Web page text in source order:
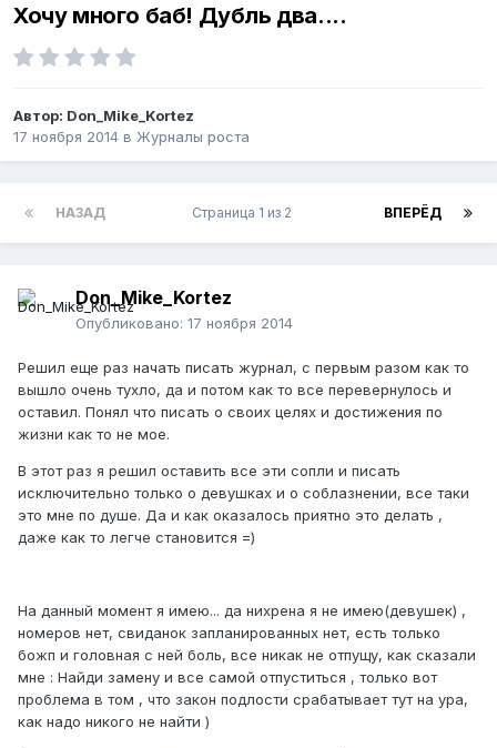
Хочу много баб! Дубль два....
Автор: Don_Mike_Kortez
17 ноября 2014 в Журналы роста
НАЗАД ВПЕРЁД
Страница 1 из 2
Don_Mike_Kortez
Опубликовано: 17 ноября 2014
Решил еще раз начать писать журнал, с первым разом как то
вышло очень тухло, да и потом как то все перевернулось и
оставил. Понял что писать о своих целях и достижения по
жизни как то не мое.
В этот раз я решил оставить все эти сопли и писать
исключительно только о девушках и о соблазнении, все таки
это мне по душе. Да и как оказалось приятно это делать ,
даже как то легче становится =)
На данный момент я имею... да нихрена я не имею(девушек) ,
номеров нет, свиданок запланированных нет, есть только
божп и головная с ней боль, все никак не отпущу, как сказали
мне : Найди замену и все самой отпуститься , только вот
проблема в том , что закон подлости срабатывает тут на ура,
как надо никого не найти )